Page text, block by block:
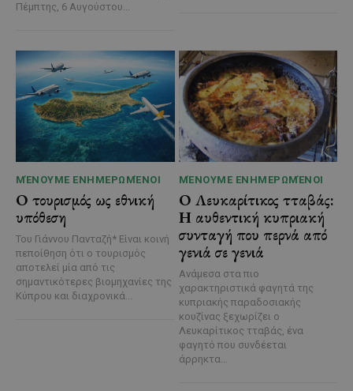
Πέμπτης, 6 Αυγούστου...
ΜΈΝΟΥΜΕ ΕΝΗΜΕΡΩΜΈΝΟΙ
Ο τουρισμός ως εθνική
υπόθεση
Του Γιάννου Πανταζή* Είναι κοινή
πεποίθηση ότι ο τουρισμός
αποτελεί μία από τις
σημαντικότερες βιομηχανίες της
Κύπρου και διαχρονικά...
ΜΈΝΟΥΜΕ ΕΝΗΜΕΡΩΜΈΝΟΙ
Ο Λευκαρίτικος τταβάς:
Η αυθεντική κυπριακή
συνταγή που περνά από
γενιά σε γενιά
Ανάμεσα στα πιο
χαρακτηριστικά φαγητά της
κυπριακής παραδοσιακής
κουζίνας ξεχωρίζει ο
Λευκαρίτικος τταβάς, ένα
φαγητό που συνδέεται
άρρηκτα...